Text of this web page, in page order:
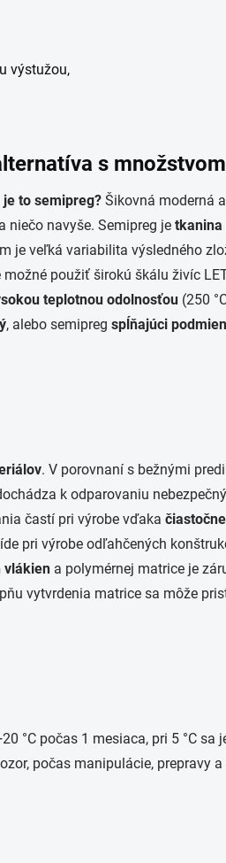
výstužou,
s
je to semipreg? Šikovná moderná
niečo navyše. Semipreg je tkanina
je veľká variabilita výsledného
použiť širokú škálu živíc
teplotnou odolnosťou (250
, alebo semipreg spĺňajúci
. V porovnaní s bežnými
k odparovaniu
častí pri výrobe vďaka
pri výrobe odľahčených
vlákien a polymérnej matrice je
vytvrdenia matrice sa môže
°C počas 1 mesiaca, pri 5 °C sa
počas manipulácie, prepravy